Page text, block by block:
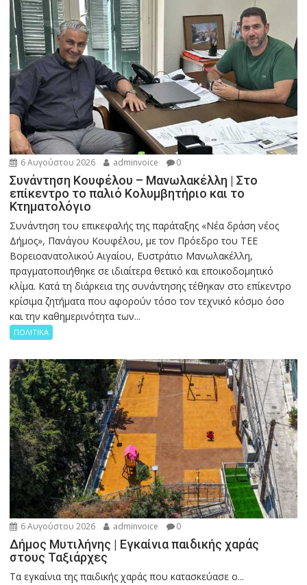
6 Αυγούστου 2026 adminvoice 0
Συνάντηση Κουφέλου – Μανωλακέλλη | Στο
επίκεντρο το παλιό Κολυμβητήριο και το
Κτηματολόγιο
Συνάντηση του επικεφαλής της παράταξης «Νέα δράση νέος
Δήμος», Πανάγου Κουφέλου, με τον Πρόεδρο του ΤΕΕ
Βορειοανατολικού Αιγαίου, Ευστράτιο Μανωλακέλλη,
πραγματοποιήθηκε σε ιδιαίτερα θετικό και εποικοδομητικό
κλίμα. Κατά τη διάρκεια της συνάντησης τέθηκαν στο επίκεντρο
κρίσιμα ζητήματα που αφορούν τόσο τον τεχνικό κόσμο όσο
και την καθημερινότητα των...
ΠΟΛΙΤΙΚΑ
6 Αυγούστου 2026 adminvoice 0
Δήμος Μυτιλήνης | Εγκαίνια παιδικής χαράς
στους Ταξιάρχες
Tα εγκαίνια της παιδικής χαράς που κατασκεύασε ο...